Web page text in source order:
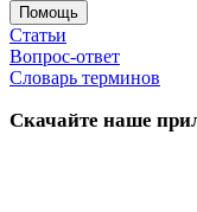
Помощь
Статьи
Вопрос-ответ
Словарь терминов
Скачайте наше